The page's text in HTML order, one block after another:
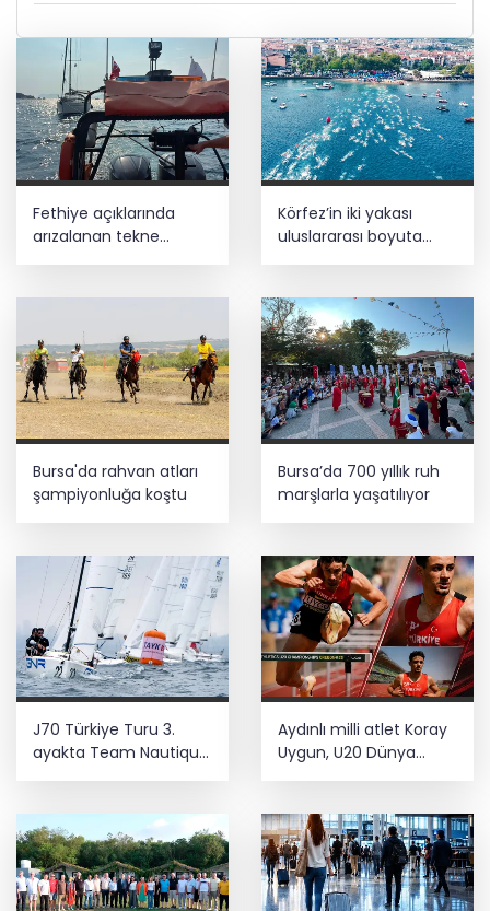
Fethiye açıklarında
arızalanan tekne
Körfez’in iki yakası
uluslararası boyuta
Bursa'da rahvan atları
şampiyonluğa koştu
Bursa’da 700 yıllık ruh
marşlarla yaşatılıyor
J70 Türkiye Turu 3.
ayakta Team Nautique
Yachting
Aydınlı milli atlet Koray
Uygun, U20 Dünya
Şampiyonası’nda yarı